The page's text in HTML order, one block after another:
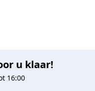
u klaar!
16:00